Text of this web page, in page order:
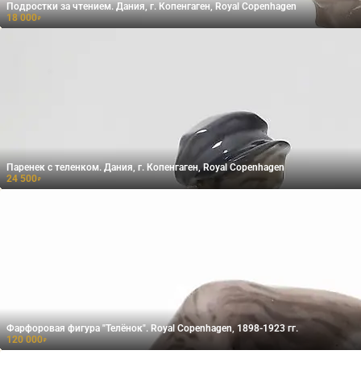
Подростки за чтением. Дания, г. Копенгаген, Royal Copenhagen
18 000₽
Паренек с теленком. Дания, г. Копенгаген, Royal Copenhagen
24 500₽
Фарфоровая фигура "Телёнок". Royal Copenhagen, 1898-1923 гг.
120 000₽